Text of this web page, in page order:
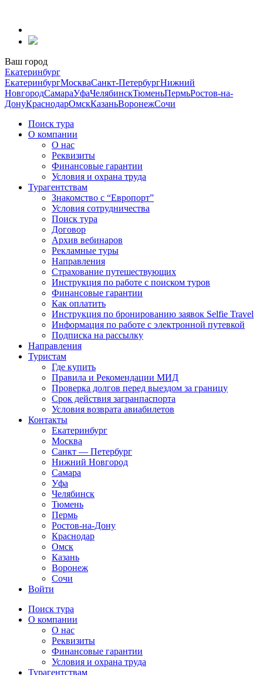
содержанию
Ваш город
Екатеринбург
ЕкатеринбургМоскваСанкт-ПетербургНижний
НовгородСамараУфаЧелябинскТюменьПермьРостов-на-
ДонуКраснодарОмскКазаньВоронежСочи
Поиск тура
О компании
О нас
Реквизиты
Финансовые гарантии
Условия и охрана труда
Турагентствам
Знакомство с “Европорт”
Условия сотрудничества
Поиск тура
Договор
Архив вебинаров
Рекламные туры
Направления
Страхование путешествующих
Инструкция по работе с поиском туров
Финансовые гарантии
Как оплатить
Инструкция по бронированию заявок Selfie Travel
Информация по работе с электронной путевкой
Подписка на рассылку
Направления
Туристам
Где купить
Правила и Рекомендации МИД
Проверка долгов перед выездом за границу
Срок действия загранпаспорта
Условия возврата авиабилетов
Контакты
Екатеринбург
Москва
Санкт — Петербург
Нижний Новгород
Самара
Уфа
Челябинск
Тюмень
Пермь
Ростов-на-Дону
Краснодар
Омск
Казань
Воронеж
Сочи
Войти
Поиск тура
О компании
О нас
Реквизиты
Финансовые гарантии
Условия и охрана труда
Турагентствам